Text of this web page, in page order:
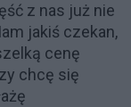
z nas już nie
jakiś czekan,
cenę
chcę się